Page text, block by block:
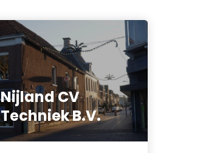
Nijland CV
Techniek B.V.